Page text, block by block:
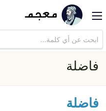
فاضلة
فاضلة